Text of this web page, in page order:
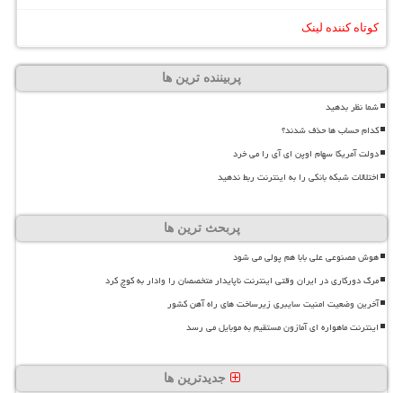
کوتاه کننده لینک
پربیننده ترین ها
شما نظر بدهید
کدام حساب ها حذف شدند؟
دولت آمریکا سهام اوپن ای آی را می خرد
اختلالات شبکه بانکی را به اینترنت ربط ندهید
پربحث ترین ها
هوش مصنوعی علی بابا هم پولی می شود
مرگ دورکاری در ایران وقتی اینترنت ناپایدار متخصصان را وادار به کوچ کرد
آخرین وضعیت امنیت سایبری زیرساخت های راه آهن کشور
اینترنت ماهواره ای آمازون مستقیم به موبایل می رسد
جدیدترین ها